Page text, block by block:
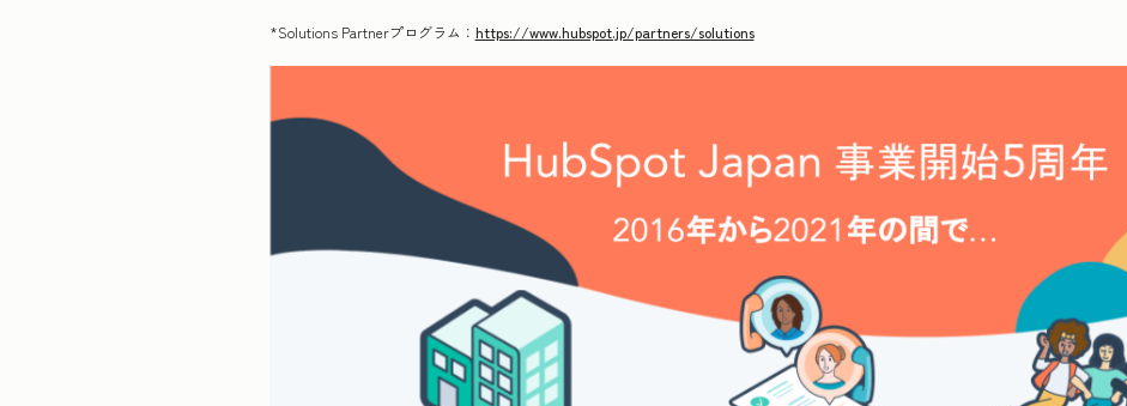
*Solutions Partnerプログラム： https://www.hubspot.jp/partners/solutions